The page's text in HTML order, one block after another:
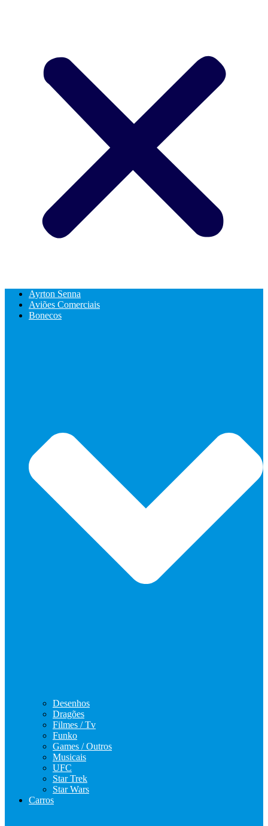
Ayrton Senna
Aviões Comerciais
Bonecos
Desenhos
Dragões
Filmes / Tv
Funko
Games / Outros
Musicais
UFC
Star Trek
Star Wars
Carros